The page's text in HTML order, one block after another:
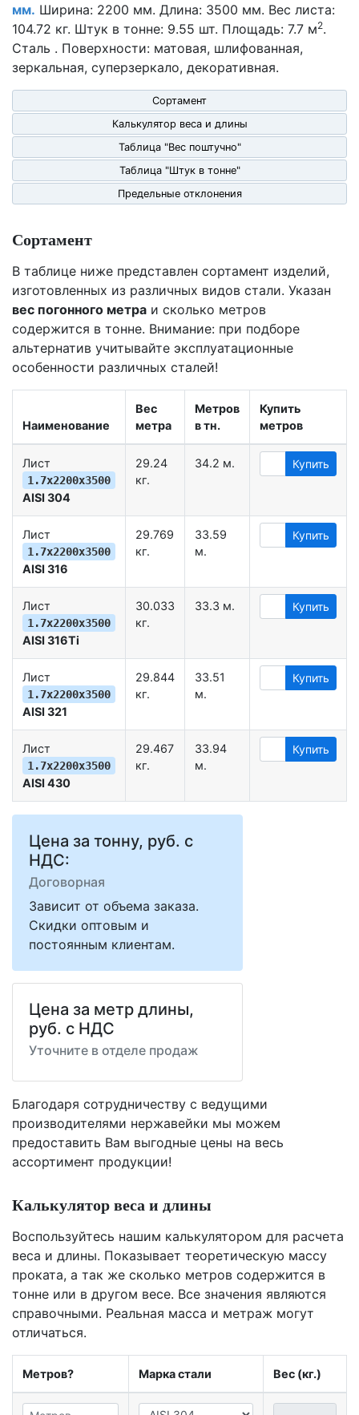
мм. Ширина: 2200 мм. Длина: 3500 мм. Вес листа:
104.72 кг. Штук в тонне: 9.55 шт. Площадь: 7.7 м2.
Сталь . Поверхности: матовая, шлифованная,
зеркальная, суперзеркало, декоративная.
Сортамент
Калькулятор веса и длины
Таблица "Вес поштучно"
Таблица "Штук в тонне"
Предельные отклонения
Сортамент
В таблице ниже представлен сортамент изделий,
изготовленных из различных видов стали. Указан
вес погонного метра и сколько метров
содержится в тонне. Внимание: при подборе
альтернатив учитывайте эксплуатационные
особенности различных сталей!
Наименование
Вес
метра
Метров
в тн.
Купить
метров
Лист
1.7х2200х3500
AISI 304
29.24
кг.
34.2 м. Купить
Лист
1.7х2200х3500
AISI 316
29.769
кг.
33.59
м.
Купить
Лист
1.7х2200х3500
AISI 316Ti
30.033
кг.
33.3 м. Купить
Лист
1.7х2200х3500
AISI 321
29.844
кг.
33.51
м.
Купить
Лист
1.7х2200х3500
AISI 430
29.467
кг.
33.94
м.
Купить
Цена за тонну, руб. с
НДС:
Договорная
Зависит от объема заказа.
Скидки оптовым и
постоянным клиентам.
Цена за метр длины,
руб. с НДС
Уточните в отделе продаж
Благодаря сотрудничеству с ведущими
производителями нержавейки мы можем
предоставить Вам выгодные цены на весь
ассортимент продукции!
Калькулятор веса и длины
Воспользуйтесь нашим калькулятором для расчета
веса и длины. Показывает теоретическую массу
проката, а так же сколько метров содержится в
тонне или в другом весе. Все значения являются
справочными. Реальная масса и метраж могут
отличаться.
Метров? Марка стали Вес (кг.)